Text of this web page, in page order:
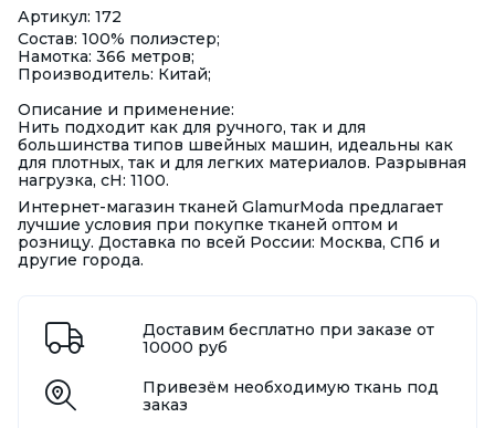
Артикул: 172
Состав: 100% полиэстер;
Намотка: 366 метров;
Производитель: Китай;
Описание и применение:
Нить подходит как для ручного, так и для
большинства типов швейных машин, идеальны как
для плотных, так и для легких материалов. Разрывная
нагрузка, сН: 1100.
Интернет-магазин тканей GlamurModa предлагает
лучшие условия при покупке тканей оптом и
розницу. Доставка по всей России: Москва, СПб и
другие города.
Доставим бесплатно при заказе от
10000 руб
Привезём необходимую ткань под
заказ